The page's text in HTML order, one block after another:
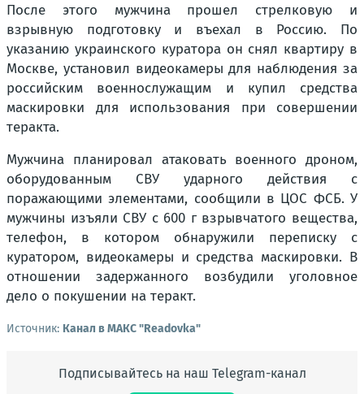
После этого мужчина прошел стрелковую и
взрывную подготовку и въехал в Россию. По
указанию украинского куратора он снял квартиру в
Москве, установил видеокамеры для наблюдения за
российским военнослужащим и купил средства
маскировки для использования при совершении
теракта.
Мужчина планировал атаковать военного дроном,
оборудованным СВУ ударного действия с
поражающими элементами, сообщили в ЦОС ФСБ. У
мужчины изъяли СВУ с 600 г взрывчатого вещества,
телефон, в котором обнаружили переписку с
куратором, видеокамеры и средства маскировки. В
отношении задержанного возбудили уголовное
дело о покушении на теракт.
Источник: Канал в МАКС "Readovka"
Подписывайтесь на наш Telegram-канал